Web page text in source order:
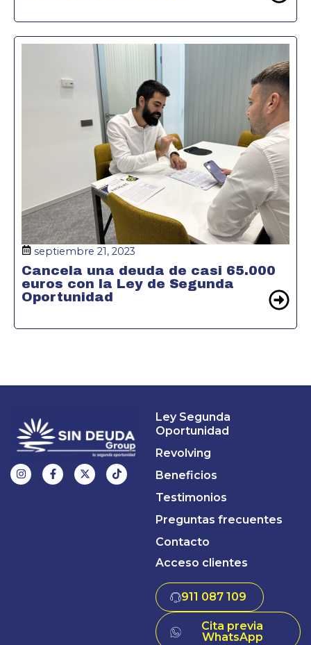
septiembre 21, 2023
Cancela una deuda de casi 65.000
euros con la Ley de Segunda
Oportunidad
Ley Segunda
Oportunidad
Revolving
Beneficios
Testimonios
Preguntas frecuentes
Contacto
Acceso clientes
911 087 109
Cita previa
WhatsApp